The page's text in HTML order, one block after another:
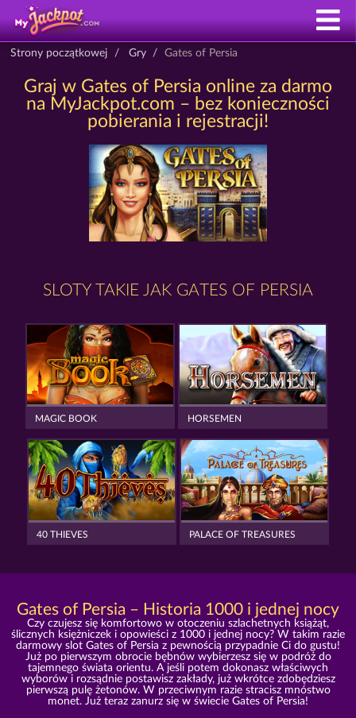
Strony początkowej Gry Gates of Persia
Graj w Gates of Persia online za darmo
na MyJackpot.com – bez konieczności
pobierania i rejestracji!
SLOTY TAKIE JAK GATES OF PERSIA
MAGIC BOOK HORSEMEN
40 THIEVES PALACE OF TREASURES
Gates of Persia – Historia 1000 i jednej nocy
Czy czujesz się komfortowo w otoczeniu szlachetnych książąt,
ślicznych księżniczek i opowieści z 1000 i jednej nocy? W takim razie
darmowy slot Gates of Persia z pewnością przypadnie Ci do gustu!
Już po pierwszym obrocie bębnów wybierzesz się w podróż do
tajemnego świata orientu. A jeśli potem dokonasz właściwych
wyborów i rozsądnie postawisz zakłady, już wkrótce zdobędziesz
pierwszą pulę żetonów. W przeciwnym razie stracisz mnóstwo
monet. Już teraz zanurz się w świecie Gates of Persia!